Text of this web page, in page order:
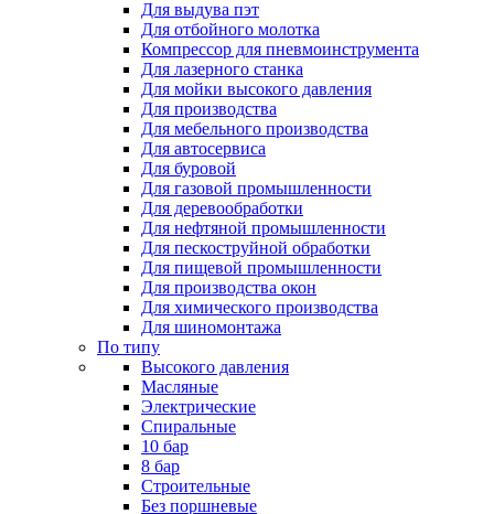
Для выдува пэт
Для отбойного молотка
Компрессор для пневмоинструмента
Для лазерного станка
Для мойки высокого давления
Для производства
Для мебельного производства
Для автосервиса
Для буровой
Для газовой промышленности
Для деревообработки
Для нефтяной промышленности
Для пескоструйной обработки
Для пищевой промышленности
Для производства окон
Для химического производства
Для шиномонтажа
По типу
Высокого давления
Масляные
Электрические
Спиральные
10 бар
8 бар
Cтроительные
Без поршневые